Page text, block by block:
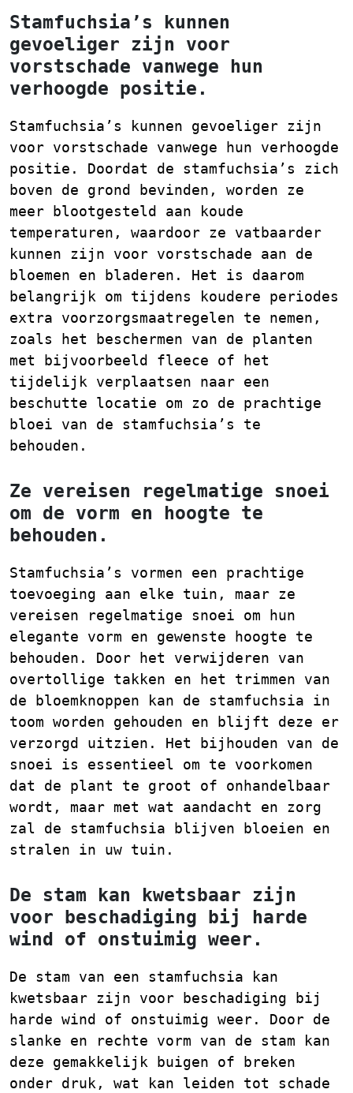
Stamfuchsia’s kunnen
gevoeliger zijn voor
vorstschade vanwege hun
verhoogde positie.
Stamfuchsia’s kunnen gevoeliger zijn
voor vorstschade vanwege hun verhoogde
positie. Doordat de stamfuchsia’s zich
boven de grond bevinden, worden ze
meer blootgesteld aan koude
temperaturen, waardoor ze vatbaarder
kunnen zijn voor vorstschade aan de
bloemen en bladeren. Het is daarom
belangrijk om tijdens koudere periodes
extra voorzorgsmaatregelen te nemen,
zoals het beschermen van de planten
met bijvoorbeeld fleece of het
tijdelijk verplaatsen naar een
beschutte locatie om zo de prachtige
bloei van de stamfuchsia’s te
behouden.
Ze vereisen regelmatige snoei
om de vorm en hoogte te
behouden.
Stamfuchsia’s vormen een prachtige
toevoeging aan elke tuin, maar ze
vereisen regelmatige snoei om hun
elegante vorm en gewenste hoogte te
behouden. Door het verwijderen van
overtollige takken en het trimmen van
de bloemknoppen kan de stamfuchsia in
toom worden gehouden en blijft deze er
verzorgd uitzien. Het bijhouden van de
snoei is essentieel om te voorkomen
dat de plant te groot of onhandelbaar
wordt, maar met wat aandacht en zorg
zal de stamfuchsia blijven bloeien en
stralen in uw tuin.
De stam kan kwetsbaar zijn
voor beschadiging bij harde
wind of onstuimig weer.
De stam van een stamfuchsia kan
kwetsbaar zijn voor beschadiging bij
harde wind of onstuimig weer. Door de
slanke en rechte vorm van de stam kan
deze gemakkelijk buigen of breken
onder druk, wat kan leiden tot schade